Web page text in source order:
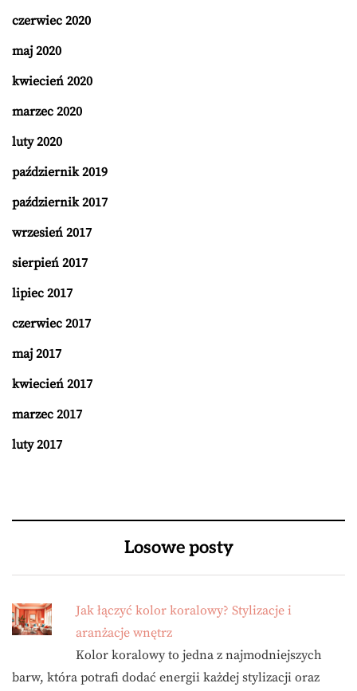
czerwiec 2020
maj 2020
kwiecień 2020
marzec 2020
luty 2020
październik 2019
październik 2017
wrzesień 2017
sierpień 2017
lipiec 2017
czerwiec 2017
maj 2017
kwiecień 2017
marzec 2017
luty 2017
Losowe posty
Jak łączyć kolor koralowy? Stylizacje i
aranżacje wnętrz
Kolor koralowy to jedna z najmodniejszych
barw, która potrafi dodać energii każdej stylizacji oraz